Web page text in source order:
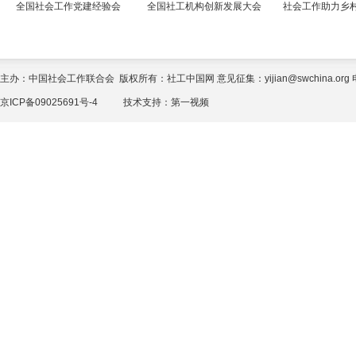
全国社会工作党建经验会 全国社工机构创新发展大会 社会工作助力乡
主办：中国社会工作联合会 版权所有：社工中国网 意见征集：yijian@swchina.org
京ICP备09025691号-4 技术支持： 第一视频